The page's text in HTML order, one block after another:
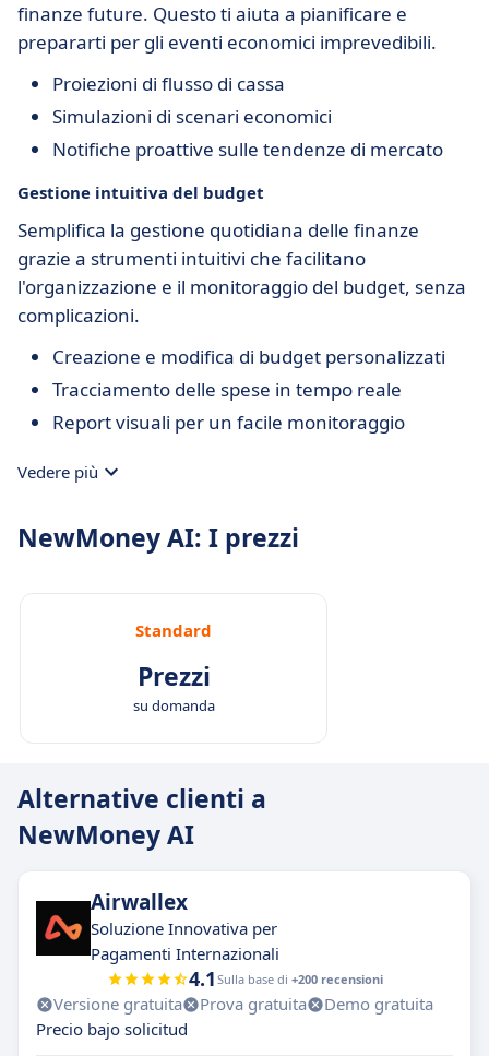
finanze future. Questo ti aiuta a pianificare e
prepararti per gli eventi economici imprevedibili.
Proiezioni di flusso di cassa
Simulazioni di scenari economici
Notifiche proattive sulle tendenze di mercato
Gestione intuitiva del budget
Semplifica la gestione quotidiana delle finanze
grazie a strumenti intuitivi che facilitano
l'organizzazione e il monitoraggio del budget, senza
complicazioni.
Creazione e modifica di budget personalizzati
Tracciamento delle spese in tempo reale
Report visuali per un facile monitoraggio
Vedere più
NewMoney AI: I prezzi
Standard
Prezzi
su domanda
Alternative clienti a
NewMoney AI
Airwallex
Soluzione Innovativa per
Pagamenti Internazionali
4.1 Sulla base di +200 recensioni
Versione gratuita Prova gratuita
Demo gratuita
Precio bajo solicitud